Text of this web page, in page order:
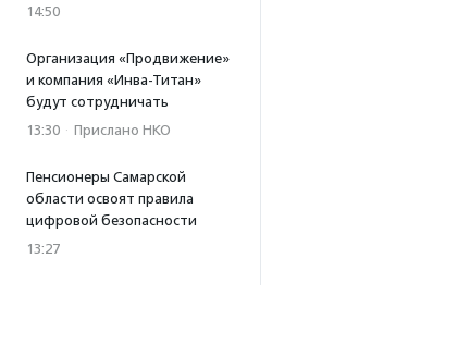
14:50
Организация «Продвижение»
и компания «Инва-Титан»
будут сотрудничать
13:30 · Прислано НКО
Пенсионеры Самарской
области освоят правила
цифровой безопасности
13:27